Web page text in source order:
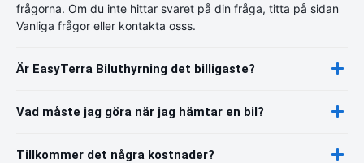
frågorna. Om du inte hittar svaret på din fråga, titta på sidan
Vanliga frågor eller kontakta osss.
Är EasyTerra Biluthyrning det billigaste?
Vad måste jag göra när jag hämtar en bil?
Tillkommer det några kostnader?